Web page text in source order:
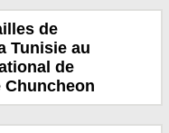
de
Tunisie au
de
Chuncheon